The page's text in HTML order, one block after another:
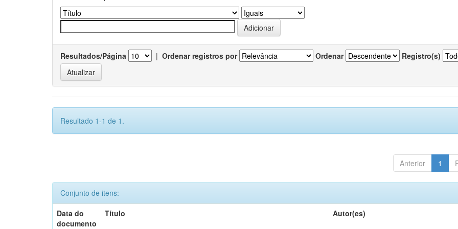
Resultados/Página | Ordenar registros por Ordenar Registro(s)
Resultado 1-1 de 1.
Anterior 1
Conjunto de itens:
Data do
documento
Título Autor(es)